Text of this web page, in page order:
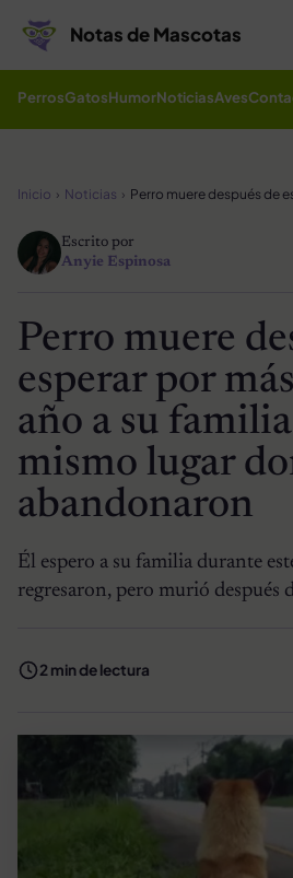
Notas de Mascotas
PerrosGatosHumorNoticiasAves
Inicio Noticias
Escrito por
Anyie Espinosa
Perro muere
esperar por
año a su
mismo lugar
abandonaron
Él espero a su familia durante
regresaron, pero murió después
2 min de lectura